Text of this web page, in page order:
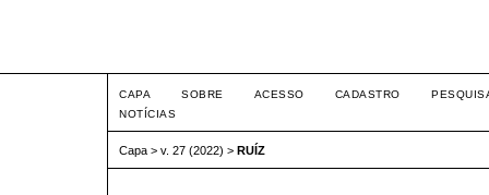
CAPA SOBRE ACESSO CADASTRO
NOTÍCIAS
Capa > v. 27 (2022) > RUÍZ